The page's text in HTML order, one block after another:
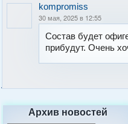
kompromiss
30 мая, 2025 в 12:55
Состав будет
прибудут. Очень
Архив новостей